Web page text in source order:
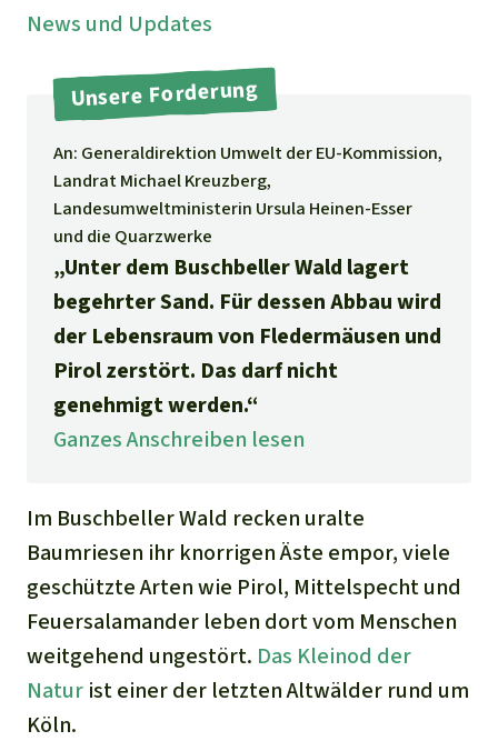
Aluminium
Gold
Landraub
Wilderei
Staudämme
Zement und Beton
Ältere Ausgaben
Stiftung
Kontakt
Transparenz
Banner einbinden
Freianzeigen
Français
Português
Indonesia
Spenden für ein Thema
Tierschutz
Schutz von Indigenen
Spenden für eine Region
Afrika
Lateinamerika
News und Updates
Unsere Forderung
An: Generaldirektion Umwelt der EU-Kommission,
Landrat Michael Kreuzberg,
Landesumweltministerin Ursula Heinen-Esser
und die Quarzwerke
„Unter dem Buschbeller Wald lagert
begehrter Sand. Für dessen Abbau wird
der Lebensraum von Fledermäusen und
Pirol zerstört. Das darf nicht
genehmigt werden.“
Ganzes Anschreiben lesen
Im Buschbeller Wald recken uralte
Baumriesen ihr knorrigen Äste empor, viele
geschützte Arten wie Pirol, Mittelspecht und
Feuersalamander leben dort vom Menschen
weitgehend ungestört. Das Kleinod der
Natur ist einer der letzten Altwälder rund um
Köln.